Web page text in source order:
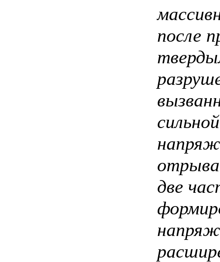
после
две